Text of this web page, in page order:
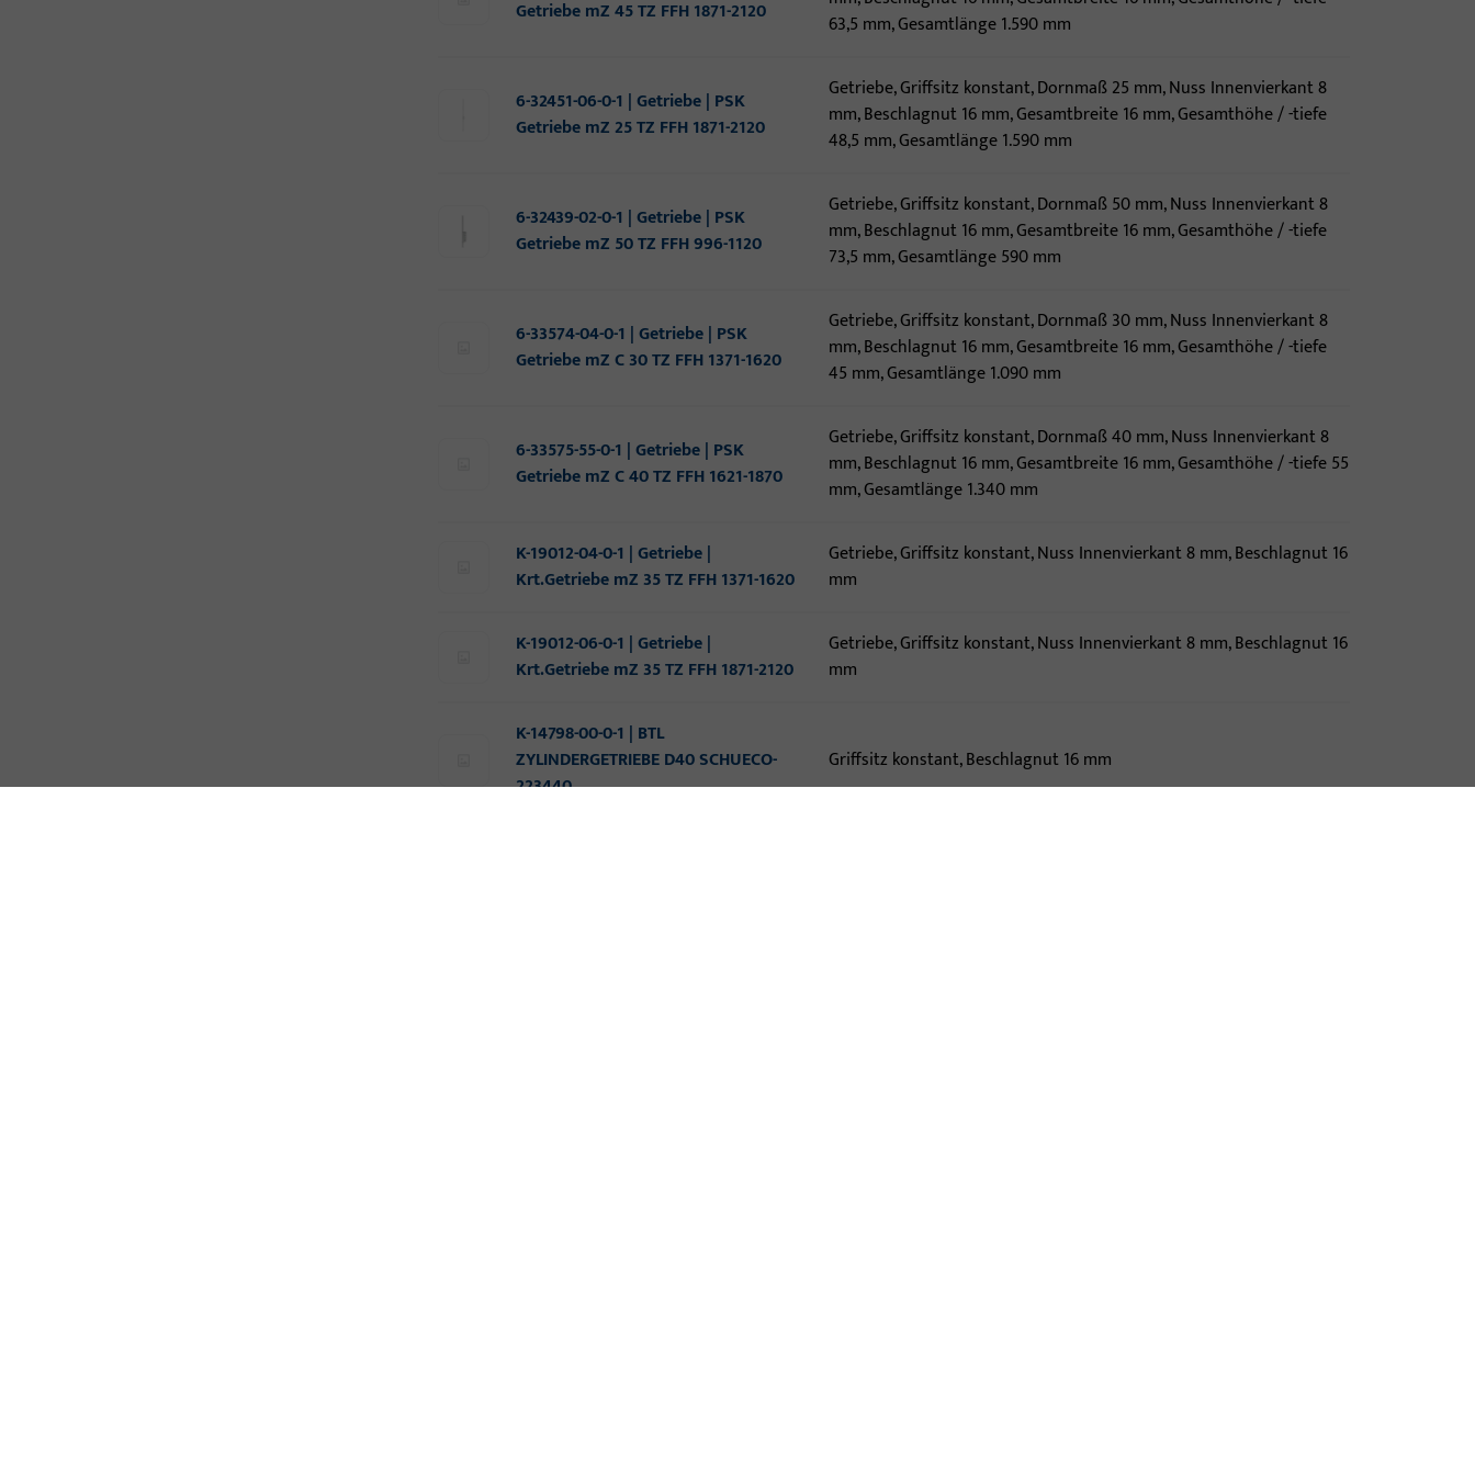
Getriebe mZ 45 TZ FFH 1871-2120
63,5 mm, Gesamtlänge 1.590 mm
6-32451-06-0-1 | Getriebe | PSK
Getriebe mZ 25 TZ FFH 1871-2120
Getriebe, Griffsitz konstant, Dornmaß 25 mm, Nuss Innenvierkant 8
mm, Beschlagnut 16 mm, Gesamtbreite 16 mm, Gesamthöhe / -tiefe
48,5 mm, Gesamtlänge 1.590 mm
6-32439-02-0-1 | Getriebe | PSK
Getriebe mZ 50 TZ FFH 996-1120
Getriebe, Griffsitz konstant, Dornmaß 50 mm, Nuss Innenvierkant 8
mm, Beschlagnut 16 mm, Gesamtbreite 16 mm, Gesamthöhe / -tiefe
73,5 mm, Gesamtlänge 590 mm
6-33574-04-0-1 | Getriebe | PSK
Getriebe mZ C 30 TZ FFH 1371-1620
Getriebe, Griffsitz konstant, Dornmaß 30 mm, Nuss Innenvierkant 8
mm, Beschlagnut 16 mm, Gesamtbreite 16 mm, Gesamthöhe / -tiefe
45 mm, Gesamtlänge 1.090 mm
6-33575-55-0-1 | Getriebe | PSK
Getriebe mZ C 40 TZ FFH 1621-1870
Getriebe, Griffsitz konstant, Dornmaß 40 mm, Nuss Innenvierkant 8
mm, Beschlagnut 16 mm, Gesamtbreite 16 mm, Gesamthöhe / -tiefe 55
mm, Gesamtlänge 1.340 mm
K-19012-04-0-1 | Getriebe |
Krt.Getriebe mZ 35 TZ FFH 1371-1620
Getriebe, Griffsitz konstant, Nuss Innenvierkant 8 mm, Beschlagnut 16
mm
K-19012-06-0-1 | Getriebe |
Krt.Getriebe mZ 35 TZ FFH 1871-2120
Getriebe, Griffsitz konstant, Nuss Innenvierkant 8 mm, Beschlagnut 16
mm
K-14798-00-0-1 | BTL
ZYLINDERGETRIEBE D40 SCHUECO-
223440
Griffsitz konstant, Beschlagnut 16 mm